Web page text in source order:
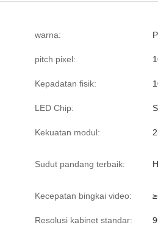
warna:
pitch pixel:
Kepadatan fisik:
LED Chip:
Kekuatan modul:
Sudut pandang terbaik:
Kecepatan bingkai video:
Resolusi kabinet standar: